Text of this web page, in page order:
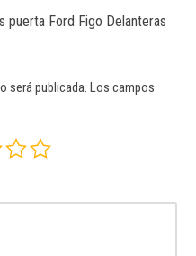
puerta Ford Figo Delanteras
será publicada. Los campos